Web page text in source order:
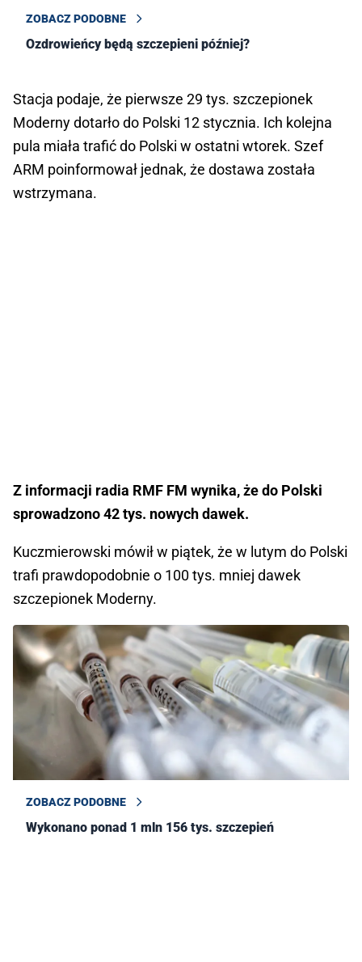
ZOBACZ PODOBNE
Ozdrowieńcy będą szczepieni później?
Stacja podaje, że pierwsze 29 tys. szczepionek
Moderny dotarło do Polski 12 stycznia. Ich kolejna
pula miała trafić do Polski w ostatni wtorek. Szef
ARM poinformował jednak, że dostawa została
wstrzymana.
Z informacji radia RMF FM wynika, że do Polski
sprowadzono 42 tys. nowych dawek.
Kuczmierowski mówił w piątek, że w lutym do Polski
trafi prawdopodobnie o 100 tys. mniej dawek
szczepionek Moderny.
ZOBACZ PODOBNE
Wykonano ponad 1 mln 156 tys. szczepień